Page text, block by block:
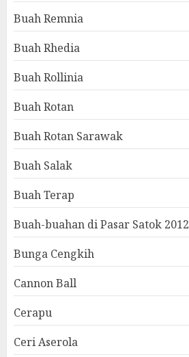
Buah Remnia
Buah Rhedia
Buah Rollinia
Buah Rotan
Buah Rotan Sarawak
Buah Salak
Buah Terap
Buah-buahan di Pasar Satok 2012
Bunga Cengkih
Cannon Ball
Cerapu
Ceri Aserola